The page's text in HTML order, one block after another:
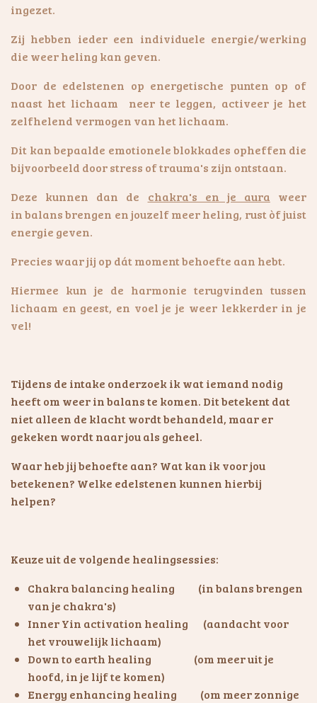
ingezet.
Zij hebben ieder een individuele energie/werking
die weer heling kan geven.
Door de edelstenen op energetische punten op of
naast het lichaam neer te leggen, activeer je het
zelfhelend vermogen van het lichaam.
Dit kan bepaalde emotionele blokkades opheffen die
bijvoorbeeld door stress of trauma's zijn ontstaan.
Deze kunnen dan de chakra's en je aura weer
in balans brengen en jouzelf meer heling, rust òf juist
energie geven.
Precies waar jij op dát moment behoefte aan hebt.
Hiermee kun je de harmonie terugvinden tussen
lichaam en geest, en voel je je weer lekkerder in je
vel!
Tijdens de intake onderzoek ik wat iemand nodig
heeft om weer in balans te komen. Dit betekent dat
niet alleen de klacht wordt behandeld, maar er
gekeken wordt naar jou als geheel.
Waar heb jij behoefte aan? Wat kan ik voor jou
betekenen? Welke edelstenen kunnen hierbij
helpen?
Keuze uit de volgende healingsessies:
Chakra balancing healing (in balans brengen
van je chakra's)
Inner Yin activation healing (aandacht voor
het vrouwelijk lichaam)
Down to earth healing (om meer uit je
hoofd, in je lijf te komen)
Energy enhancing healing (om meer zonnige